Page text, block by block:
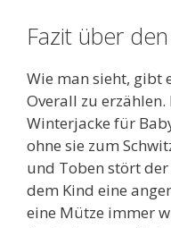
Fazit über
Wie man sieht, gibt
Overall zu
Winterjacke für
ohne sie zum
und Toben stört
dem Kind eine
eine Mütze immer